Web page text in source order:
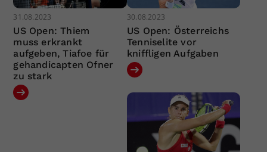
31.08.2023
US Open: Thiem
muss erkrankt
aufgeben, Tiafoe für
gehandicapten Ofner
zu stark
30.08.2023
US Open: Österreichs
Tenniselite vor
kniffligen Aufgaben